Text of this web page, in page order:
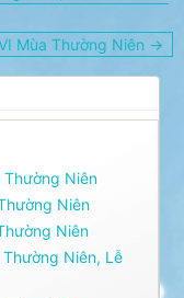
Mùa Thường Niên →
Niên
Niên
Niên
Niên, Lễ